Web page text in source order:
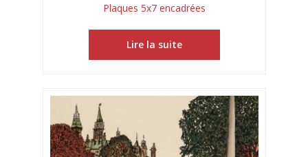
Plaques 5x7 encadrées
Lire la suite